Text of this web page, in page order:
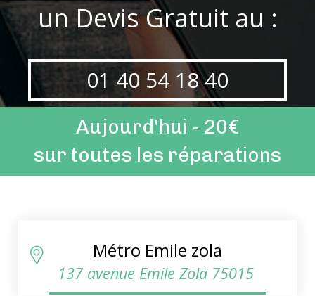
un Devis Gratuit au :
01 40 54 18 40
Aujourd'hui - 20€
sur toutes les réparations
Métro Emile zola
137 avenue Emile Zola 75015